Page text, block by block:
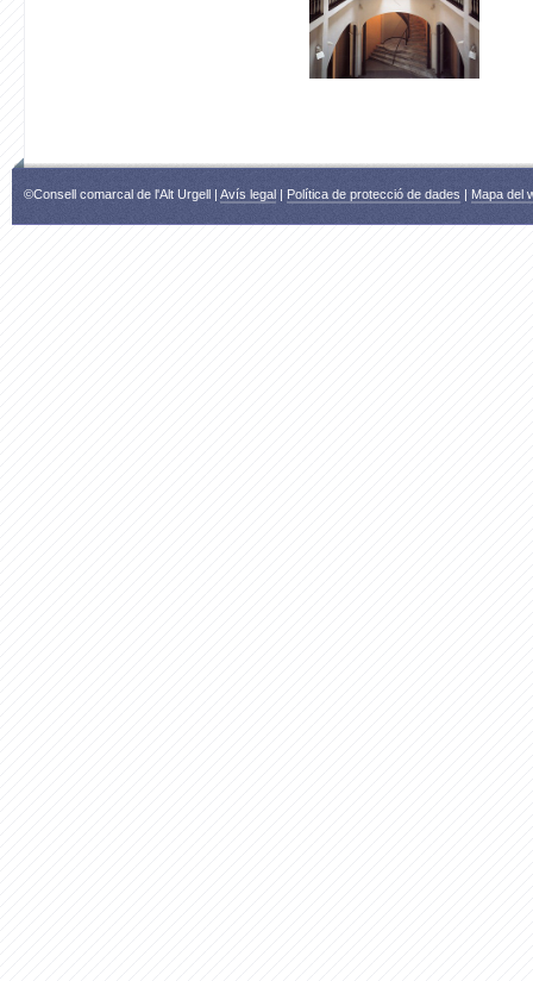
©Consell comarcal de l'Alt Urgell | Avís legal | Política de protecció de dades | Mapa del